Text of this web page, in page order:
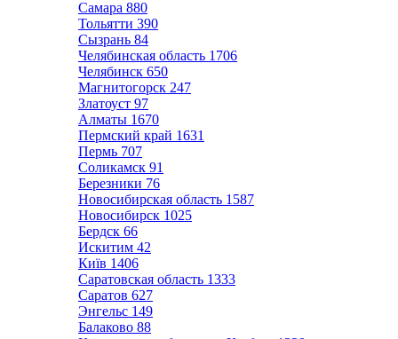
Самара 880
Тольятти 390
Сызрань 84
Челябинская область 1706
Челябинск 650
Магнитогорск 247
Златоуст 97
Алматы 1670
Пермский край 1631
Пермь 707
Соликамск 91
Березники 76
Новосибирская область 1587
Новосибирск 1025
Бердск 66
Искитим 42
Київ 1406
Саратовская область 1333
Саратов 627
Энгельс 149
Балаково 88